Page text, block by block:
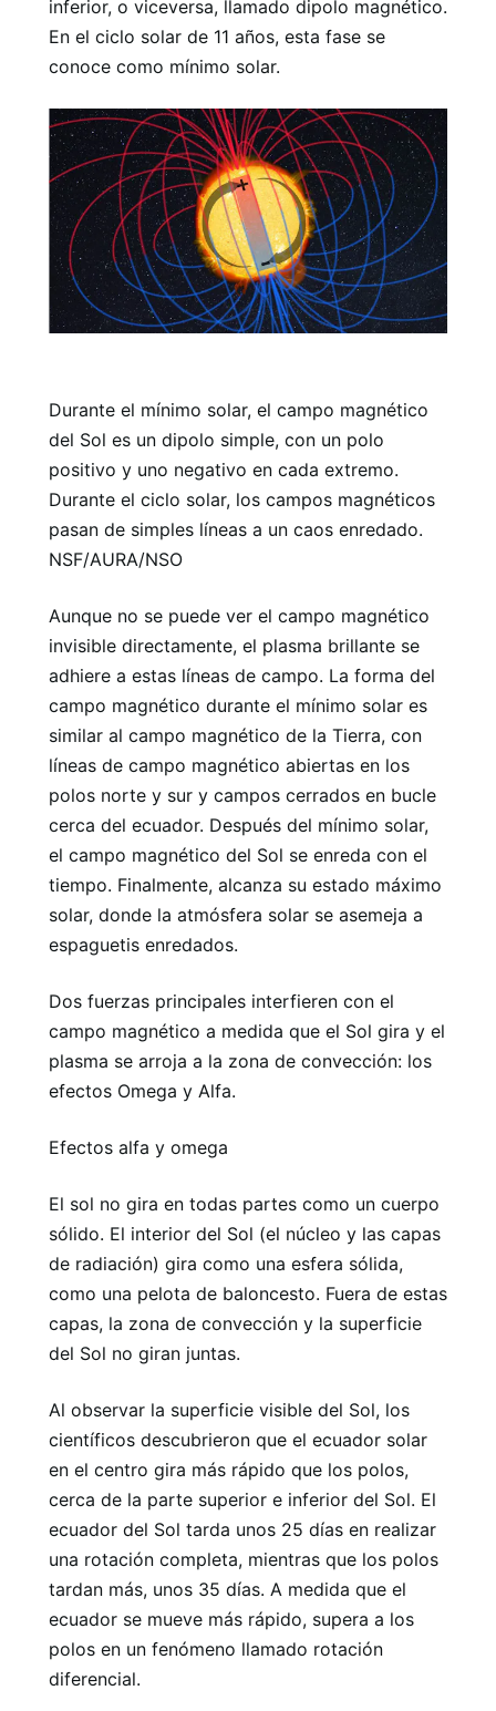
inferior, o viceversa, llamado dipolo magnético.
En el ciclo solar de 11 años, esta fase se
conoce como mínimo solar.
Durante el mínimo solar, el campo magnético
del Sol es un dipolo simple, con un polo
positivo y uno negativo en cada extremo.
Durante el ciclo solar, los campos magnéticos
pasan de simples líneas a un caos enredado.
NSF/AURA/NSO
Aunque no se puede ver el campo magnético
invisible directamente, el plasma brillante se
adhiere a estas líneas de campo. La forma del
campo magnético durante el mínimo solar es
similar al campo magnético de la Tierra, con
líneas de campo magnético abiertas en los
polos norte y sur y campos cerrados en bucle
cerca del ecuador. Después del mínimo solar,
el campo magnético del Sol se enreda con el
tiempo. Finalmente, alcanza su estado máximo
solar, donde la atmósfera solar se asemeja a
espaguetis enredados.
Dos fuerzas principales interfieren con el
campo magnético a medida que el Sol gira y el
plasma se arroja a la zona de convección: los
efectos Omega y Alfa.
Efectos alfa y omega
El sol no gira en todas partes como un cuerpo
sólido. El interior del Sol (el núcleo y las capas
de radiación) gira como una esfera sólida,
como una pelota de baloncesto. Fuera de estas
capas, la zona de convección y la superficie
del Sol no giran juntas.
Al observar la superficie visible del Sol, los
científicos descubrieron que el ecuador solar
en el centro gira más rápido que los polos,
cerca de la parte superior e inferior del Sol. El
ecuador del Sol tarda unos 25 días en realizar
una rotación completa, mientras que los polos
tardan más, unos 35 días. A medida que el
ecuador se mueve más rápido, supera a los
polos en un fenómeno llamado rotación
diferencial.